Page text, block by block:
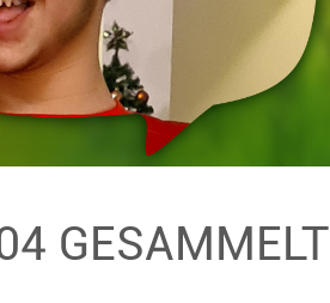
GESAMMELT